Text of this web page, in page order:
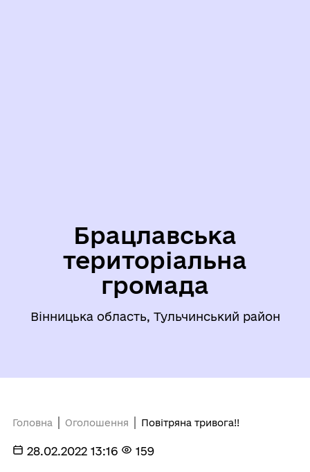
Брацлавська
територіальна
громада
Вінницька область, Тульчинський район
Головна Оголошення Повітряна тривога!!
28.02.2022 13:16 159